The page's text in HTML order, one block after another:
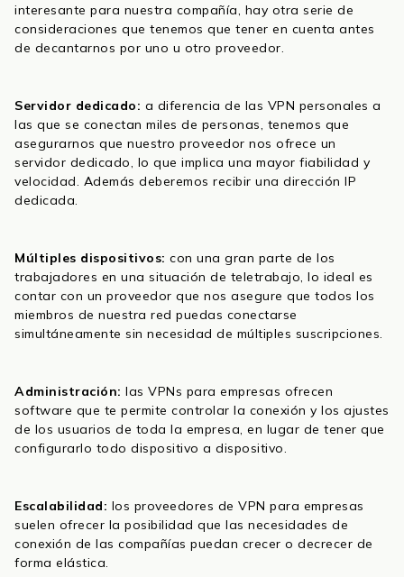
interesante para nuestra compañía, hay otra serie de
consideraciones que tenemos que tener en cuenta antes
de decantarnos por uno u otro proveedor.
Servidor dedicado: a diferencia de las VPN personales a
las que se conectan miles de personas, tenemos que
asegurarnos que nuestro proveedor nos ofrece un
servidor dedicado, lo que implica una mayor fiabilidad y
velocidad. Además deberemos recibir una dirección IP
dedicada.
Múltiples dispositivos: con una gran parte de los
trabajadores en una situación de teletrabajo, lo ideal es
contar con un proveedor que nos asegure que todos los
miembros de nuestra red puedas conectarse
simultáneamente sin necesidad de múltiples suscripciones.
Administración: las VPNs para empresas ofrecen
software que te permite controlar la conexión y los ajustes
de los usuarios de toda la empresa, en lugar de tener que
configurarlo todo dispositivo a dispositivo.
Escalabilidad: los proveedores de VPN para empresas
suelen ofrecer la posibilidad que las necesidades de
conexión de las compañías puedan crecer o decrecer de
forma elástica.